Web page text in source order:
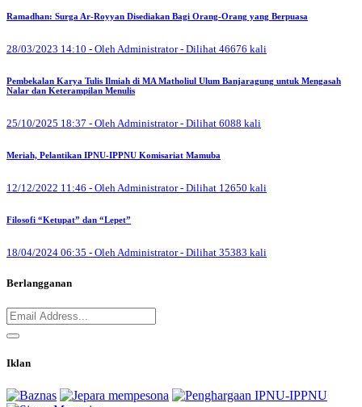
Ramadhan: Surga Ar-Royyan Disediakan Bagi Orang-Orang yang Berpuasa
28/03/2023 14:10 - Oleh Administrator - Dilihat 46676 kali
Pembekalan Karya Tulis Ilmiah di MA Matholiul Ulum Banjaragung untuk Mengasah
Nalar dan Keterampilan Menulis
25/10/2025 18:37 - Oleh Administrator - Dilihat 6088 kali
Meriah, Pelantikan IPNU-IPPNU Komisariat Mamuba
12/12/2022 11:46 - Oleh Administrator - Dilihat 12650 kali
Filosofi “Ketupat” dan “Lepet”
18/04/2024 06:35 - Oleh Administrator - Dilihat 35383 kali
Berlangganan
Iklan